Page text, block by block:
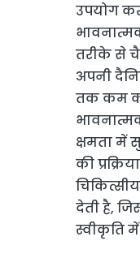
उपयोग
तरीके से
अपनी
तक कम
क्षमता में
की
देती है,
स्वीकृति